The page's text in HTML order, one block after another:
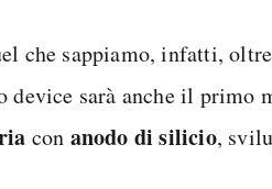
che sappiamo, infatti,
device sarà anche il primo
con anodo di silicio,